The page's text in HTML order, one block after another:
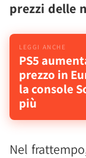
prezzi delle
PS5
prezzo in
la console
più
Nel